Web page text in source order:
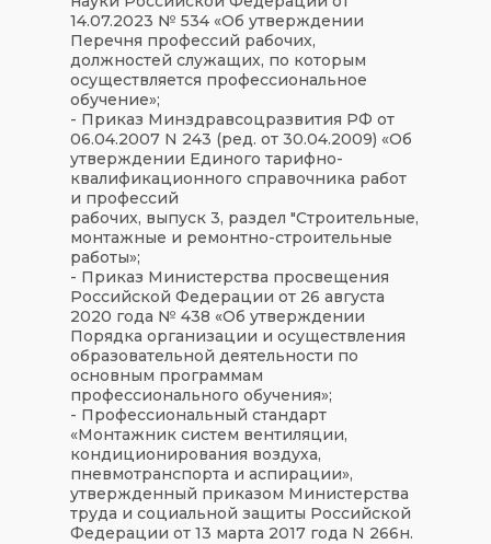
14.07.2023 № 534 «Об утверждении
Перечня профессий рабочих,
должностей служащих, по которым
осуществляется профессиональное
обучение»;
- Приказ Минздравсоцразвития РФ от
06.04.2007 N 243 (ред. от 30.04.2009) «Об
утверждении Единого тарифно-
квалификационного справочника работ
и профессий
рабочих, выпуск 3, раздел "Строительные,
монтажные и ремонтно-строительные
работы»;
- Приказ Министерства просвещения
Российской Федерации от 26 августа
2020 года № 438 «Об утверждении
Порядка организации и осуществления
образовательной деятельности по
основным программам
профессионального обучения»;
- Профессиональный стандарт
«Монтажник систем вентиляции,
кондиционирования воздуха,
пневмотранспорта и аспирации»,
утвержденный приказом Министерства
труда и социальной защиты Российской
Федерации от 13 марта 2017 года N 266н.